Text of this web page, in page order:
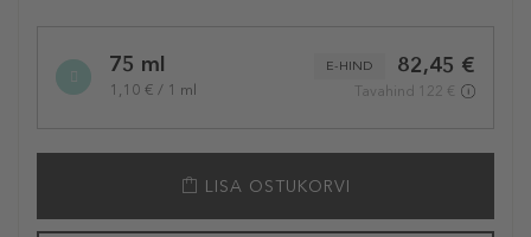
75 ml
1,10 € / 1 ml
82,45 €
E-HIND
Tavahind 122 €
LISA OSTUKORVI